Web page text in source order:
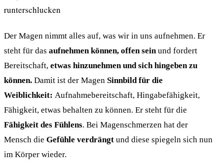
runterschlucken
Der Magen nimmt alles auf, was wir in uns aufnehmen. Er
steht für das aufnehmen können, offen sein und fordert
Bereitschaft, etwas hinzunehmen und sich hingeben zu
können. Damit ist der Magen Sinnbild für die
Weiblichkeit: Aufnahmebereitschaft, Hingabefähigkeit,
Fähigkeit, etwas behalten zu können. Er steht für die
Fähigkeit des Fühlens. Bei Magenschmerzen hat der
Mensch die Gefühle verdrängt und diese spiegeln sich nun
im Körper wieder.